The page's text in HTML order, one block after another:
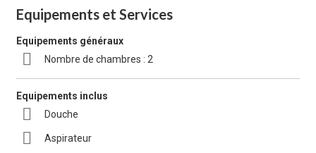
Equipements et Services
Equipements généraux
Nombre de chambres : 2
Equipements inclus
Douche
Aspirateur